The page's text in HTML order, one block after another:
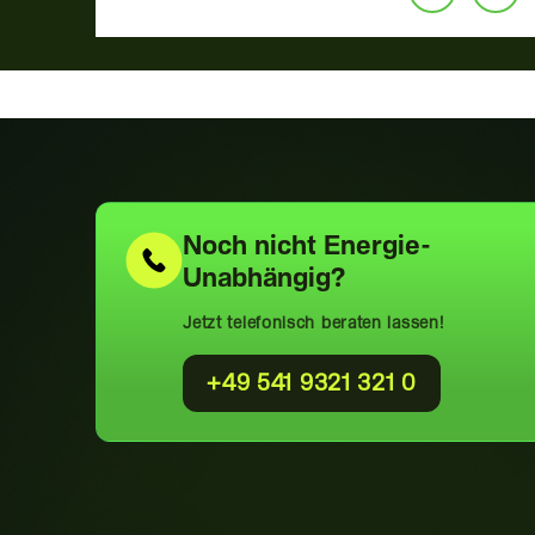
Noch nicht Energie-
Unabhängig?
Jetzt telefonisch beraten lassen!
+49 541 9321 321 0